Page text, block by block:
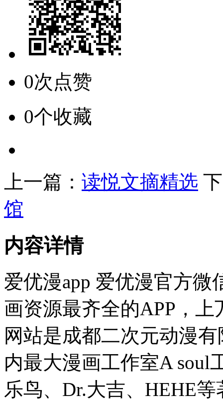
0次点赞
0个收藏
上一篇： 读悦文摘精选
馆
内容详情
爱优漫app 爱优漫官方微
画资源最齐全的APP，
网站是成都二次元动漫
内最大漫画工作室A soul
乐鸟、Dr.大吉、HEHE